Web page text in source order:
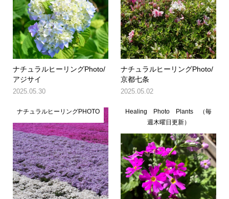
ナチュラルヒーリングPhoto/
アジサイ
2025.05.30
ナチュラルヒーリングPhoto/
京都七条
2025.05.02
ナチュラルヒーリングPHOTO
Healing Photo Plants （毎
週木曜日更新）